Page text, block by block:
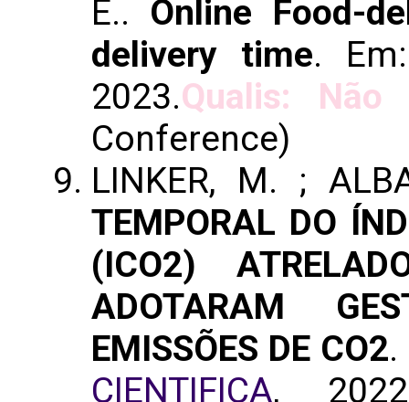
E.. Online Food-
delivery time.
2023.Qualis: Não
Conference)
LINKER, M. ;
TEMPORAL DO
(ICO2)
ADOTARAM
EMISSÕES DE CO2
CIENTIFICA,